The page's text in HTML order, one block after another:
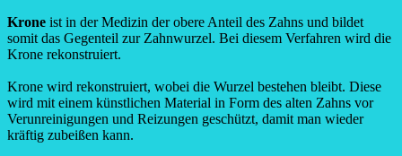
Krone ist in der Medizin der obere Anteil des Zahns und bildet
somit das Gegenteil zur Zahnwurzel. Bei diesem Verfahren wird die
Krone rekonstruiert.
Krone wird rekonstruiert, wobei die Wurzel bestehen bleibt. Diese
wird mit einem künstlichen Material in Form des alten Zahns vor
Verunreinigungen und Reizungen geschützt, damit man wieder
kräftig zubeißen kann.